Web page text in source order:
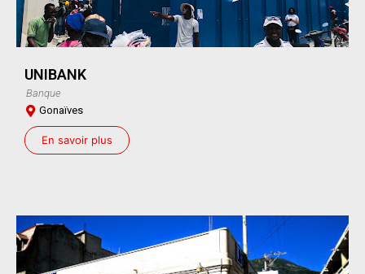
UNIBANK
Banque
Gonaïves
En savoir plus